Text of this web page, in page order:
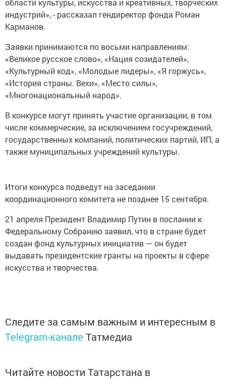
индустрий», - рассказал гендиректор фонда Роман
Карманов.
Заявки принимаются по восьми направлениям:
«Великое русское слово», «Нация созидателей»,
«Культурный код», «Молодые лидеры», «Я горжусь»,
«История страны. Вехи», «Место силы»,
«Многонациональный народ».
В конкурсе могут принять участие организации, в том
числе коммерческие, за исключением госучреждений,
государственных компаний, политических партий, ИП, а
также муниципальных учреждений культуры.
Итоги конкурса подведут на заседании
координационного комитета не позднее 15 сентября.
21 апреля Президент Владимир Путин в послании к
Федеральному Собранию заявил, что в стране будет
создан фонд культурных инициатив — он будет
выдавать президентские гранты на проекты в сфере
искусства и творчества.
Следите за самым важным и интересным в
Telegram-канале Татмедиа
Читайте новости Татарстана в